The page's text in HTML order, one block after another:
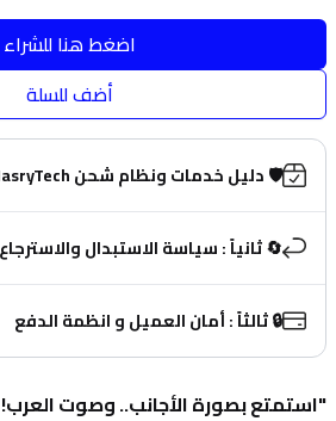
اضغط هنا للشراء
أضف للسلة
🛡️ دليل خدمات ونظام شحن MasryTech ( مهم جدا )
🔄 ثانياً : سياسة الاستبدال
🔒 ثالثاً : أمان العميل و انظمة الدفع